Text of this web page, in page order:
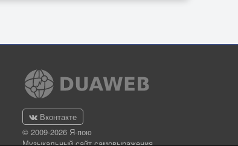
Вконтакте
© 2009-2026 Я-пою
Музыкальный сайт самовыражения